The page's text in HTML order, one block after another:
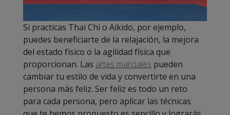
Si practicas Thai Chi o Aikido, por ejemplo,
puedes beneficiarte de la relajación, la mejora
del estado físico o la agilidad física que
proporcionan. Las artes marciales pueden
cambiar tu estilo de vida y convertirte en una
persona más feliz. Ser feliz es todo un reto
para cada persona, pero aplicar las técnicas